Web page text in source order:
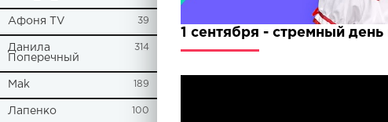
Афоня TV 39
Данила
Поперечный
314
Mak 189
Лапенко 100
1 сентября - стремный